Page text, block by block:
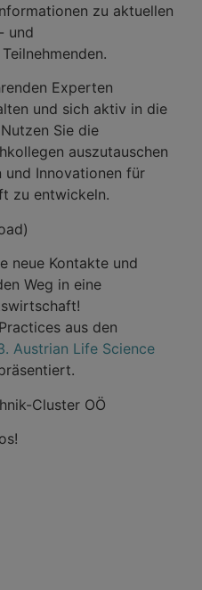
zu aktuellen
und
Experten
und sich aktiv in die
Sie die
auszutauschen
und Innovationen für
zu entwickeln.
neue Kontakte und
Weg in eine
aus den
Austrian Life Science
Cluster OÖ